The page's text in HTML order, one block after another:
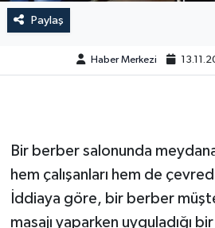
Paylaş
Haber Merkezi
Bir berber salonunda
hem çalışanları hem de
İddiaya göre, bir berber
masajı yaparken uyguladığı